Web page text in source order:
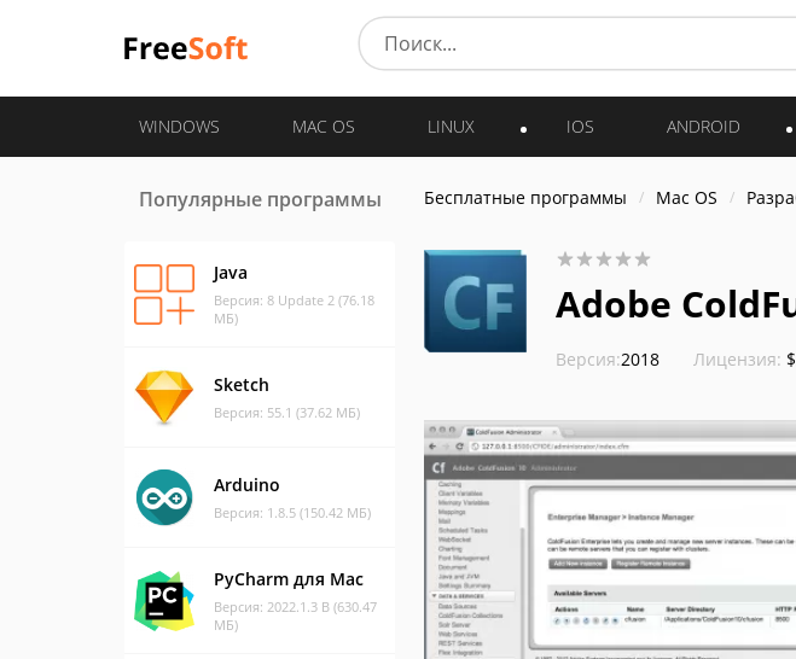
WINDOWS MAC OS LINUX IOS ANDROID
Популярные программы
Java
Версия: 8 Update 2 (76.18
МБ)
Sketch
Версия: 55.1 (37.62 МБ)
Arduino
Версия: 1.8.5 (150.42 МБ)
PyCharm для Mac
Версия: 2022.1.3 B (630.47
МБ)
Бесплатные программы Mac OS
Adobe
Версия:2018 Лицензия: